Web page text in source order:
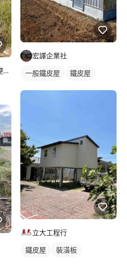
墓園保養樹木修剪割草整理及外牆清潔
宏譯企業社
一般鐵皮屋
鐵皮屋
立大工程行
鐵皮屋 裝潢板